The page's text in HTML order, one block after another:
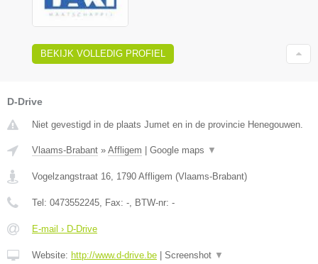
BEKIJK VOLLEDIG PROFIEL
D-Drive
Niet gevestigd in de plaats Jumet en in de provincie Henegouwen.
Vlaams-Brabant » Affligem Google maps ▼
Vogelzangstraat 16, 1790 Affligem (Vlaams-Brabant)
Tel: 0473552245, Fax: -, BTW-nr: -
E-mail › D-Drive
Website: http://www.d-drive.be Screenshot ▼